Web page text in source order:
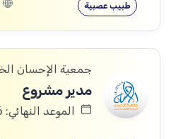
طبيب عصبية
جمعية الإحسان
مدير مشروع
الموعد النهائي: 25/07/2026